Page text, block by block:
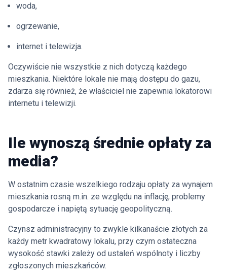
woda,
ogrzewanie,
internet i telewizja.
Oczywiście nie wszystkie z nich dotyczą każdego
mieszkania. Niektóre lokale nie mają dostępu do gazu,
zdarza się również, że właściciel nie zapewnia lokatorowi
internetu i telewizji.
Ile wynoszą średnie opłaty za
media?
W ostatnim czasie wszelkiego rodzaju opłaty za wynajem
mieszkania rosną m.in. ze względu na inflację, problemy
gospodarcze i napiętą sytuację geopolityczną.
Czynsz administracyjny to zwykle kilkanaście złotych za
każdy metr kwadratowy lokalu, przy czym ostateczna
wysokość stawki zależy od ustaleń wspólnoty i liczby
zgłoszonych mieszkańców.